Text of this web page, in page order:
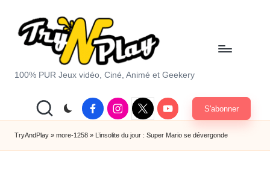
T
y
A
100% PUR Jeux vidéo, Ciné, Animé et Geekery
FacebookInstagram
X
|
Twitter
Youtube S'abonner
TryAndPlay » more-1258 » L’insolite du jour : Super Mario se dévergonde